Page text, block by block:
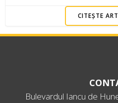
CITEȘTE
Bulevardul Iancu de